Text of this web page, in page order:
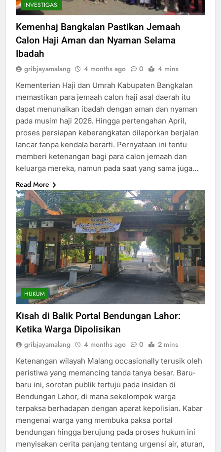
INVESTIGASI
Kemenhaj Bangkalan Pastikan Jemaah
Calon Haji Aman dan Nyaman Selama
Ibadah
gribjayamalang 4 months ago 0 4 mins
Kementerian Haji dan Umrah Kabupaten Bangkalan
memastikan para jemaah calon haji asal daerah itu
dapat menunaikan ibadah dengan aman dan nyaman
pada musim haji 2026. Hingga pertengahan April,
proses persiapan keberangkatan dilaporkan berjalan
lancar tanpa kendala berarti. Pernyataan ini tentu
memberi ketenangan bagi para calon jemaah dan
keluarga mereka, namun pada saat yang sama juga…
Read More
HUKUM
Kisah di Balik Portal Bendungan Lahor:
Ketika Warga Dipolisikan
gribjayamalang 4 months ago 0 2 mins
Ketenangan wilayah Malang occasionally terusik oleh
peristiwa yang memancing tanda tanya besar. Baru-
baru ini, sorotan publik tertuju pada insiden di
Bendungan Lahor, di mana sekelompok warga
terpaksa berhadapan dengan aparat kepolisian. Kabar
mengenai warga yang membuka paksa portal
bendungan hingga berujung pada proses hukum ini
menyisakan cerita panjang tentang urgensi air, aturan,